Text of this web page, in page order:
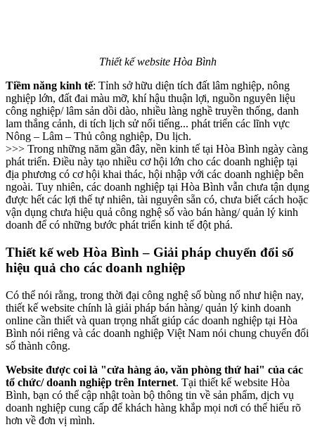
Thiết kế website Hòa Bình
Tiềm năng kinh tế: Tỉnh sở hữu diện tích đất lâm nghiệp, nông
nghiệp lớn, đất đai màu mỡ, khí hậu thuận lợi, nguồn nguyên liệu
công nghiệp/ lâm sản dồi dào, nhiều làng nghề truyền thống, danh
lam thắng cảnh, di tích lịch sử nổi tiếng... phát triển các lĩnh vực
Nông – Lâm – Thủ công nghiệp, Du lịch.
>>> Trong những năm gần đây, nền kinh tế tại Hòa Bình ngày càng
phát triển. Điều này tạo nhiều cơ hội lớn cho các doanh nghiệp tại
địa phương có cơ hội khai thác, hội nhập với các doanh nghiệp bên
ngoài. Tuy nhiên, các doanh nghiệp tại Hòa Bình vẫn chưa tận dụng
được hết các lợi thế tự nhiên, tài nguyên sẵn có, chưa biết cách hoặc
vận dụng chưa hiệu quả công nghệ số vào bán hàng/ quản lý kinh
doanh để có những bước phát triển kinh tế đột phá.
Thiết kế web Hòa Bình – Giải pháp chuyển đổi số
hiệu quả cho các doanh nghiệp
Có thể nói rằng, trong thời đại công nghệ số bùng nổ như hiện nay,
thiết kế website chính là giải pháp bán hàng/ quản lý kinh doanh
online cần thiết và quan trọng nhất giúp các doanh nghiệp tại Hòa
Bình nói riêng và các doanh nghiệp Việt Nam nói chung chuyển đổi
số thành công.
Website được coi là "cửa hàng ảo, văn phòng thứ hai" của các
tổ chức/ doanh nghiệp trên Internet. Tại thiết kế website Hòa
Bình, bạn có thể cập nhật toàn bộ thông tin về sản phẩm, dịch vụ
doanh nghiệp cung cấp để khách hàng khắp mọi nơi có thể hiểu rõ
hơn về đơn vị mình.